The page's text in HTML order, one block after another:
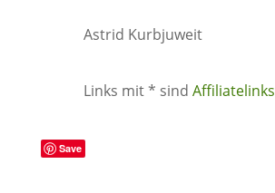
Astrid Kurbjuweit
Links mit * sind Affiliatelinks
Save